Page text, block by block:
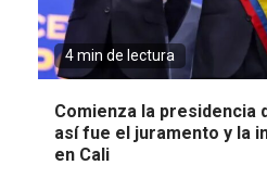
4 min de lectura
Comienza la presidencia
así fue el juramento y la
en Cali